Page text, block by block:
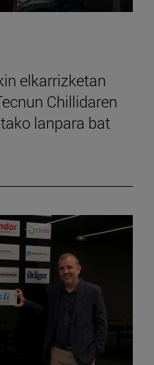
elkarrizketan
Chillidaren
lanpara bat